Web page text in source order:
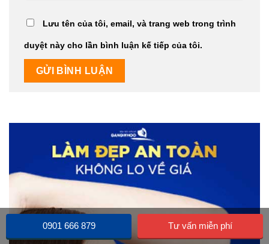
Lưu tên của tôi, email, và trang web trong trình
duyệt này cho lần bình luận kế tiếp của tôi.
0901 666 879 Tư vấn miễn phí